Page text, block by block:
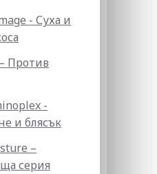
- Суха и
Против
-
и блясък
–
серия